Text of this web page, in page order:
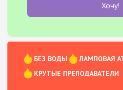
Хочу!
БЕЗ ВОДЫ
ЛАМПОВАЯ
КРУТЫЕ ПРЕПОДАВАТЕЛИ